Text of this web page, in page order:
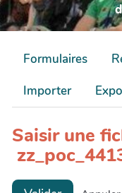
Formulaires
Importer
Saisir une